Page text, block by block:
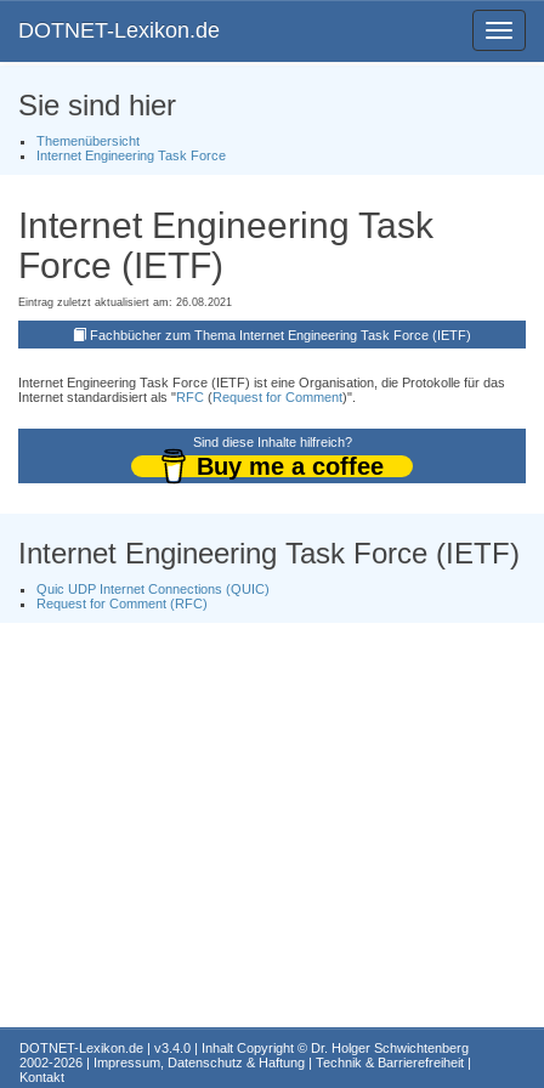
Toggle
DOTNET-Lexikon.de
Sie sind hier
Themenübersicht
Internet Engineering Task Force
Internet Engineering Task
Force (IETF)
Eintrag zuletzt aktualisiert am: 26.08.2021
Fachbücher zum Thema Internet Engineering Task Force (IETF)
Internet Engineering Task Force (IETF) ist eine Organisation, die Protokolle für das
Internet standardisiert als "RFC (Request for Comment)".
Sind diese Inhalte hilfreich?
Buy me a coffee
Internet Engineering Task Force (IETF)
Quic UDP Internet Connections (QUIC)
Request for Comment (RFC)
DOTNET-Lexikon.de | v3.4.0 | Inhalt Copyright © Dr. Holger Schwichtenberg
2002-2026 | Impressum, Datenschutz & Haftung | Technik & Barrierefreiheit |
Kontakt